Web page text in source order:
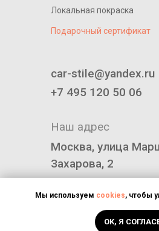
car-stile@yandex.ru
+7 495 120 50 06
Наш адрес
Москва, улица
Захарова, 2
Политика
Локальная покраска
Подарочный сертификат
Мы используем cookies, чтобы
OK, Я